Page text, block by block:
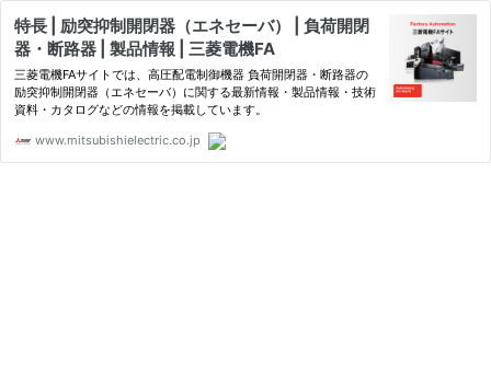
特長 | 励突抑制開閉器（エネセーバ） | 負荷開閉
器・断路器 | 製品情報 | 三菱電機FA
三菱電機FAサイトでは、高圧配電制御機器 負荷開閉器・断路器の
励突抑制開閉器（エネセーバ）に関する最新情報・製品情報・技術
資料・カタログなどの情報を掲載しています。
www.mitsubishielectric.co.jp